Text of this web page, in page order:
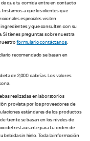
de que tu comida entre en contacto
a que los clientes que
especiales visiten
y que consulten con su
Si tienes preguntas sobre nuestra
formulario contáctanos.
recomendado se basan en
de 2,000 calorías. Los valores
realizadas en laboratorios
provista por los proveedores de
estándares de los productos
fuente se basan en los niveles de
del restaurante para tu orden de
bebida sin hielo. Toda la información